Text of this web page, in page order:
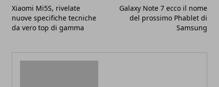
Xiaomi Mi5S, rivelate
nuove specifiche tecniche
da vero top di gamma
Galaxy Note 7 ecco il nome
del prossimo Phablet di
Samsung